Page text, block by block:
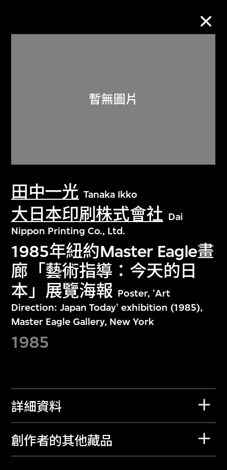
田中一光 Tanaka Ikko
大日本印刷株式會社 Dai
Nippon Printing Co., Ltd.
1985年紐約Master Eagle畫
廊「藝術指導：今天的日
本」展覽海報 Poster, 'Art
Direction: Japan Today' exhibition (1985),
Master Eagle Gallery, New York
1985
詳細資料
創作者的其他藏品
關於M+藏品
探索世界頂級的二十及二十一世紀視覺
文化藏品。